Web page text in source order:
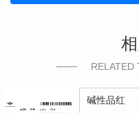
RELATED
碱性品红